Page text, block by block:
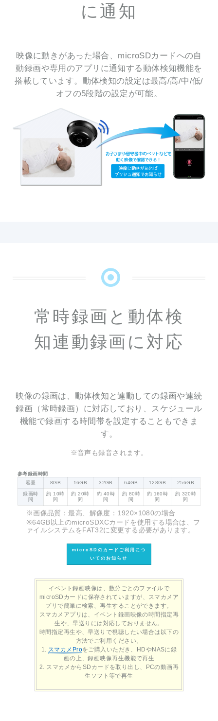
に通知
映像に動きがあった場合、microSDカードへの自
動録画や専用のアプリに通知する動体検知機能を
搭載しています。動体検知の設定は最高/高/中/低/
オフの5段階の設定が可能。
常時録画と動体検
知連動録画に対応
映像の録画は、動体検知と連動しての録画や連続
録画（常時録画）に対応しており、スケジュール
機能で録画する時間帯を設定することもできま
す。
※音声も録音されます。
参考録画時間
容量
8GB 16GB 32GB 64GB 128GB 256GB
録画時
間
約 10時
間
約 20時
間
約 40時
間
約 80時
間
約 160時
間
約 320時
間
※画像品質：最高、解像度：1920×1080の場合
※64GB以上のmicroSDXCカードを使用する場合は、フ
ァイルシステムをFAT32に変更する必要があります。
microSDのカードご利用につ
いてのお知らせ
イベント録画映像は、数分ごとのファイルで
microSDカードに保存されていますが、スマカメア
プリで簡単に検索、再生することができます。
スマカメアプリは、イベント録画映像の時間指定再
生や、早送りには対応しておりません。
時間指定再生や、早送りで視聴したい場合は以下の
方法でご利用ください。
スマカメProをご購入いただき、HDやNASに録
画の上、録画映像再生機能で再生
スマカメからSDカードを取り出し、PCの動画再
生ソフト等で再生